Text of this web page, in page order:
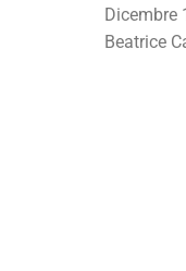
Dicembre
Beatrice